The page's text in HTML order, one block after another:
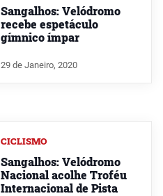
Sangalhos: Velódromo
recebe espetáculo
gímnico ímpar
29 de Janeiro, 2020
CICLISMO
Sangalhos: Velódromo
Nacional acolhe Troféu
Internacional de Pista